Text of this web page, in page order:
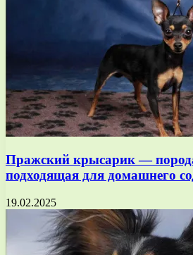
Пражский крысарик —
подходящая для домашнего
19.02.2025